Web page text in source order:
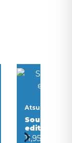
Atsushi
Soul eater
edition -
11,95 €